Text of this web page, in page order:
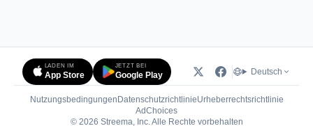
LADEN IM
App Store
JETZT BEI
Google Play Deutsch
Nutzungsbedingungen DatenschutzrichtlinieUrheberrechtsrichtlinie
AdChoices(öffnet in neuem Tab)
© 2026 Streema, Inc. Alle Rechte vorbehalten